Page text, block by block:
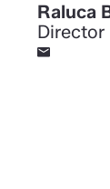
Raluca
Director